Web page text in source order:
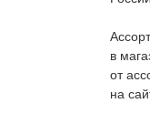
в
от
на